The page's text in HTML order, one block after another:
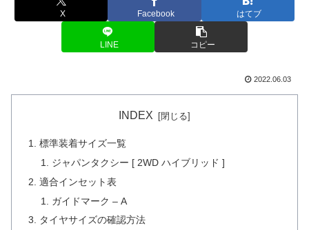
X Facebook はてブ
LINE コピー
2022.06.03
INDEX
標準装着サイズ一覧
ジャパンタクシー [ 2WD ハイブリッド ]
適合インセット表
ガイドマーク – A
タイヤサイズの確認方法